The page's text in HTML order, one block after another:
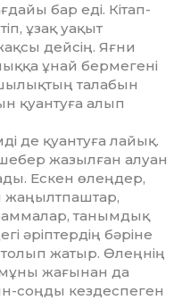
бар еді. Кітап­
ұзақ уақыт
дейсің. Яғни
ұнай бермегені
талабын
қуан­туға алып
де қуантуға лайық.
жазылған алуан
Ескен өлеңдер,
жаңылтпаштар,
танымдық
әріптердің бәріне
жатыр. Өлеңнің
жағынан да
соңды кездес­пеген